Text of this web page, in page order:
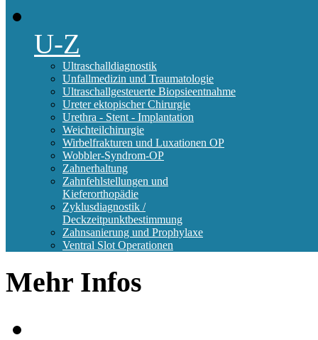
U-Z
Ultraschalldiagnostik
Unfallmedizin und Traumatologie
Ultraschallgesteuerte Biopsieentnahme
Ureter ektopischer Chirurgie
Urethra - Stent - Implantation
Weichteilchirurgie
Wirbelfrakturen und Luxationen OP
Wobbler-Syndrom-OP
Zahnerhaltung
Zahnfehlstellungen und
Kieferorthopädie
Zyklusdiagnostik /
Deckzeitpunktbestimmung
Zahnsanierung und Prophylaxe
Ventral Slot Operationen
Mehr Infos